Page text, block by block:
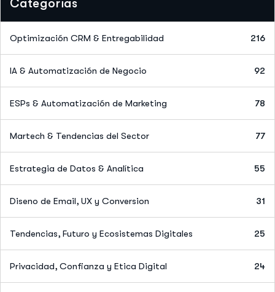
Categorias
Optimización CRM & Entregabilidad 216
IA & Automatización de Negocio 92
ESPs & Automatización de Marketing 78
Martech & Tendencias del Sector 77
Estrategia de Datos & Analítica 55
Diseno de Email, UX y Conversion 31
Tendencias, Futuro y Ecosistemas Digitales 25
Privacidad, Confianza y Etica Digital 24